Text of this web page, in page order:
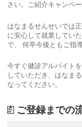
さい。ご紹介キャンペ
はなまるせんせいでは
に安心して就業してい
で、 何卒今後ともご指
今すぐ健診アルバイト
していただき、はなま
なってください。
ご登録までの